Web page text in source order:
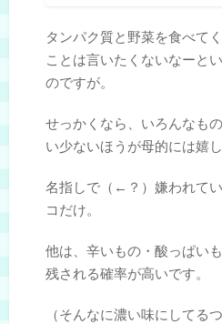
タンパク質と野菜を食べて
ことは言いたくないなーと
のですが。
せっかくなら、いろんなも
い少ないほうが母的には嬉し
名指しで（←？）嫌われて
コだけ。
他は、辛いもの・酸っぱい
残される確率が高いです。
（そんなに濃い味にしてる